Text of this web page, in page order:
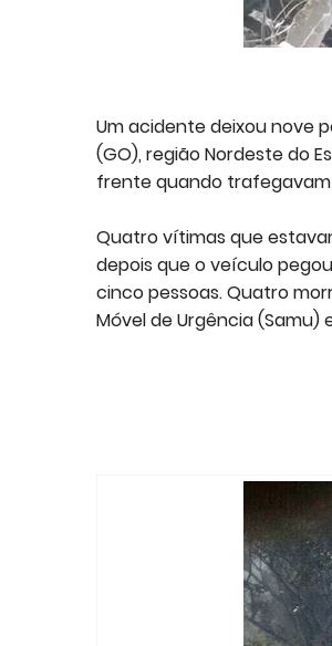
Um acidente deixou nove
(GO), região Nordeste do
frente quando trafegavam
Quatro vítimas que
depois que o veículo
cinco pessoas. Quatro
Móvel de Urgência